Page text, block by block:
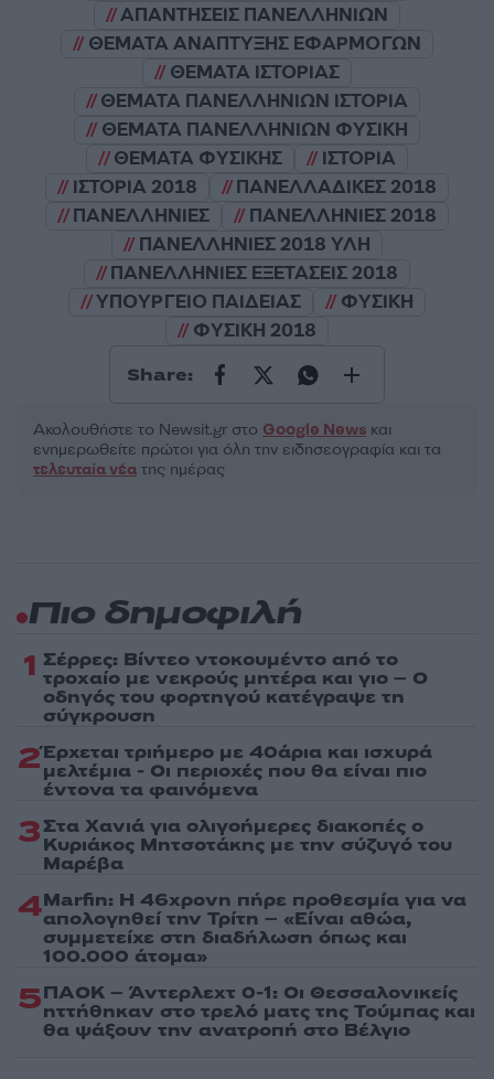
ΑΠΑΝΤΗΣΕΙΣ ΠΑΝΕΛΛΗΝΙΩΝ
ΘΕΜΑΤΑ ΑΝΑΠΤΥΞΗΣ ΕΦΑΡΜΟΓΩΝ
ΘΕΜΑΤΑ ΙΣΤΟΡΙΑΣ
ΘΕΜΑΤΑ ΠΑΝΕΛΛΗΝΙΩΝ ΙΣΤΟΡΙΑ
ΘΕΜΑΤΑ ΠΑΝΕΛΛΗΝΙΩΝ ΦΥΣΙΚΗ
ΘΕΜΑΤΑ ΦΥΣΙΚΗΣ
ΙΣΤΟΡΙΑ
ΙΣΤΟΡΙΑ 2018
ΠΑΝΕΛΛΑΔΙΚΕΣ 2018
ΠΑΝΕΛΛΗΝΙΕΣ
ΠΑΝΕΛΛΗΝΙΕΣ 2018
ΠΑΝΕΛΛΗΝΙΕΣ 2018 ΥΛΗ
ΠΑΝΕΛΛΗΝΙΕΣ ΕΞΕΤΑΣΕΙΣ 2018
ΥΠΟΥΡΓΕΙΟ ΠΑΙΔΕΙΑΣ
ΦΥΣΙΚΗ
ΦΥΣΙΚΗ 2018
Share:
Ακολουθήστε το Νewsit.gr στο Google News και
ενημερωθείτε πρώτοι για όλη την ειδησεογραφία και τα
τελευταία νέα της ημέρας
Πιο δημοφιλή
1 Σέρρες: Βίντεο ντοκουμέντο από το
τροχαίο με νεκρούς μητέρα και γιο – Ο
οδηγός του φορτηγού κατέγραψε τη
σύγκρουση
2Έρχεται τριήμερο με 40άρια και ισχυρά
μελτέμια - Οι περιοχές που θα είναι πιο
έντονα τα φαινόμενα
3Στα Χανιά για ολιγοήμερες διακοπές ο
Κυριάκος Μητσοτάκης με την σύζυγό του
Μαρέβα
4Marfin: Η 46χρονη πήρε προθεσμία για να
απολογηθεί την Τρίτη – «Είναι αθώα,
συμμετείχε στη διαδήλωση όπως και
100.000 άτομα»
5ΠΑΟΚ – Άντερλεχτ 0-1: Οι Θεσσαλονικείς
ηττήθηκαν στο τρελό ματς της Τούμπας και
θα ψάξουν την ανατροπή στο Βέλγιο